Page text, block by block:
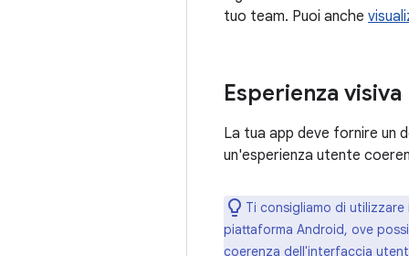
tuo team. Puoi anche
Esperienza visiva
La tua app deve fornire un
un'esperienza utente
Ti consigliamo di utilizzare i
piattaforma Android, ove
coerenza dell'interfaccia